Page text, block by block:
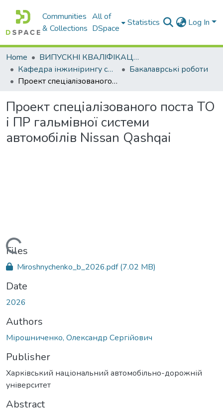
Communities
& Collections
All of
DSpace
Statistics Log In
Home
ВИПУСКНІ КВАЛІФІКАЦІЙНІ РОБОТИ
Кафедра інжинірингу систем автомобільного транспорту
Бакалаврські роботи
Проект спеціалізованого поста ТО і ПР гальмівної системи автомобілів Nissan Qashqai
Проект спеціалізованого поста ТО
і ПР гальмівної системи
автомобілів Nissan Qashqai
Loading...
Files
Miroshnychenko_b_2026.pdf(7.02 MB)
Date
2026
Authors
Мірошниченко, Олександр Сергійович
Publisher
Харківський національний автомобільно-дорожній
університет
Abstract